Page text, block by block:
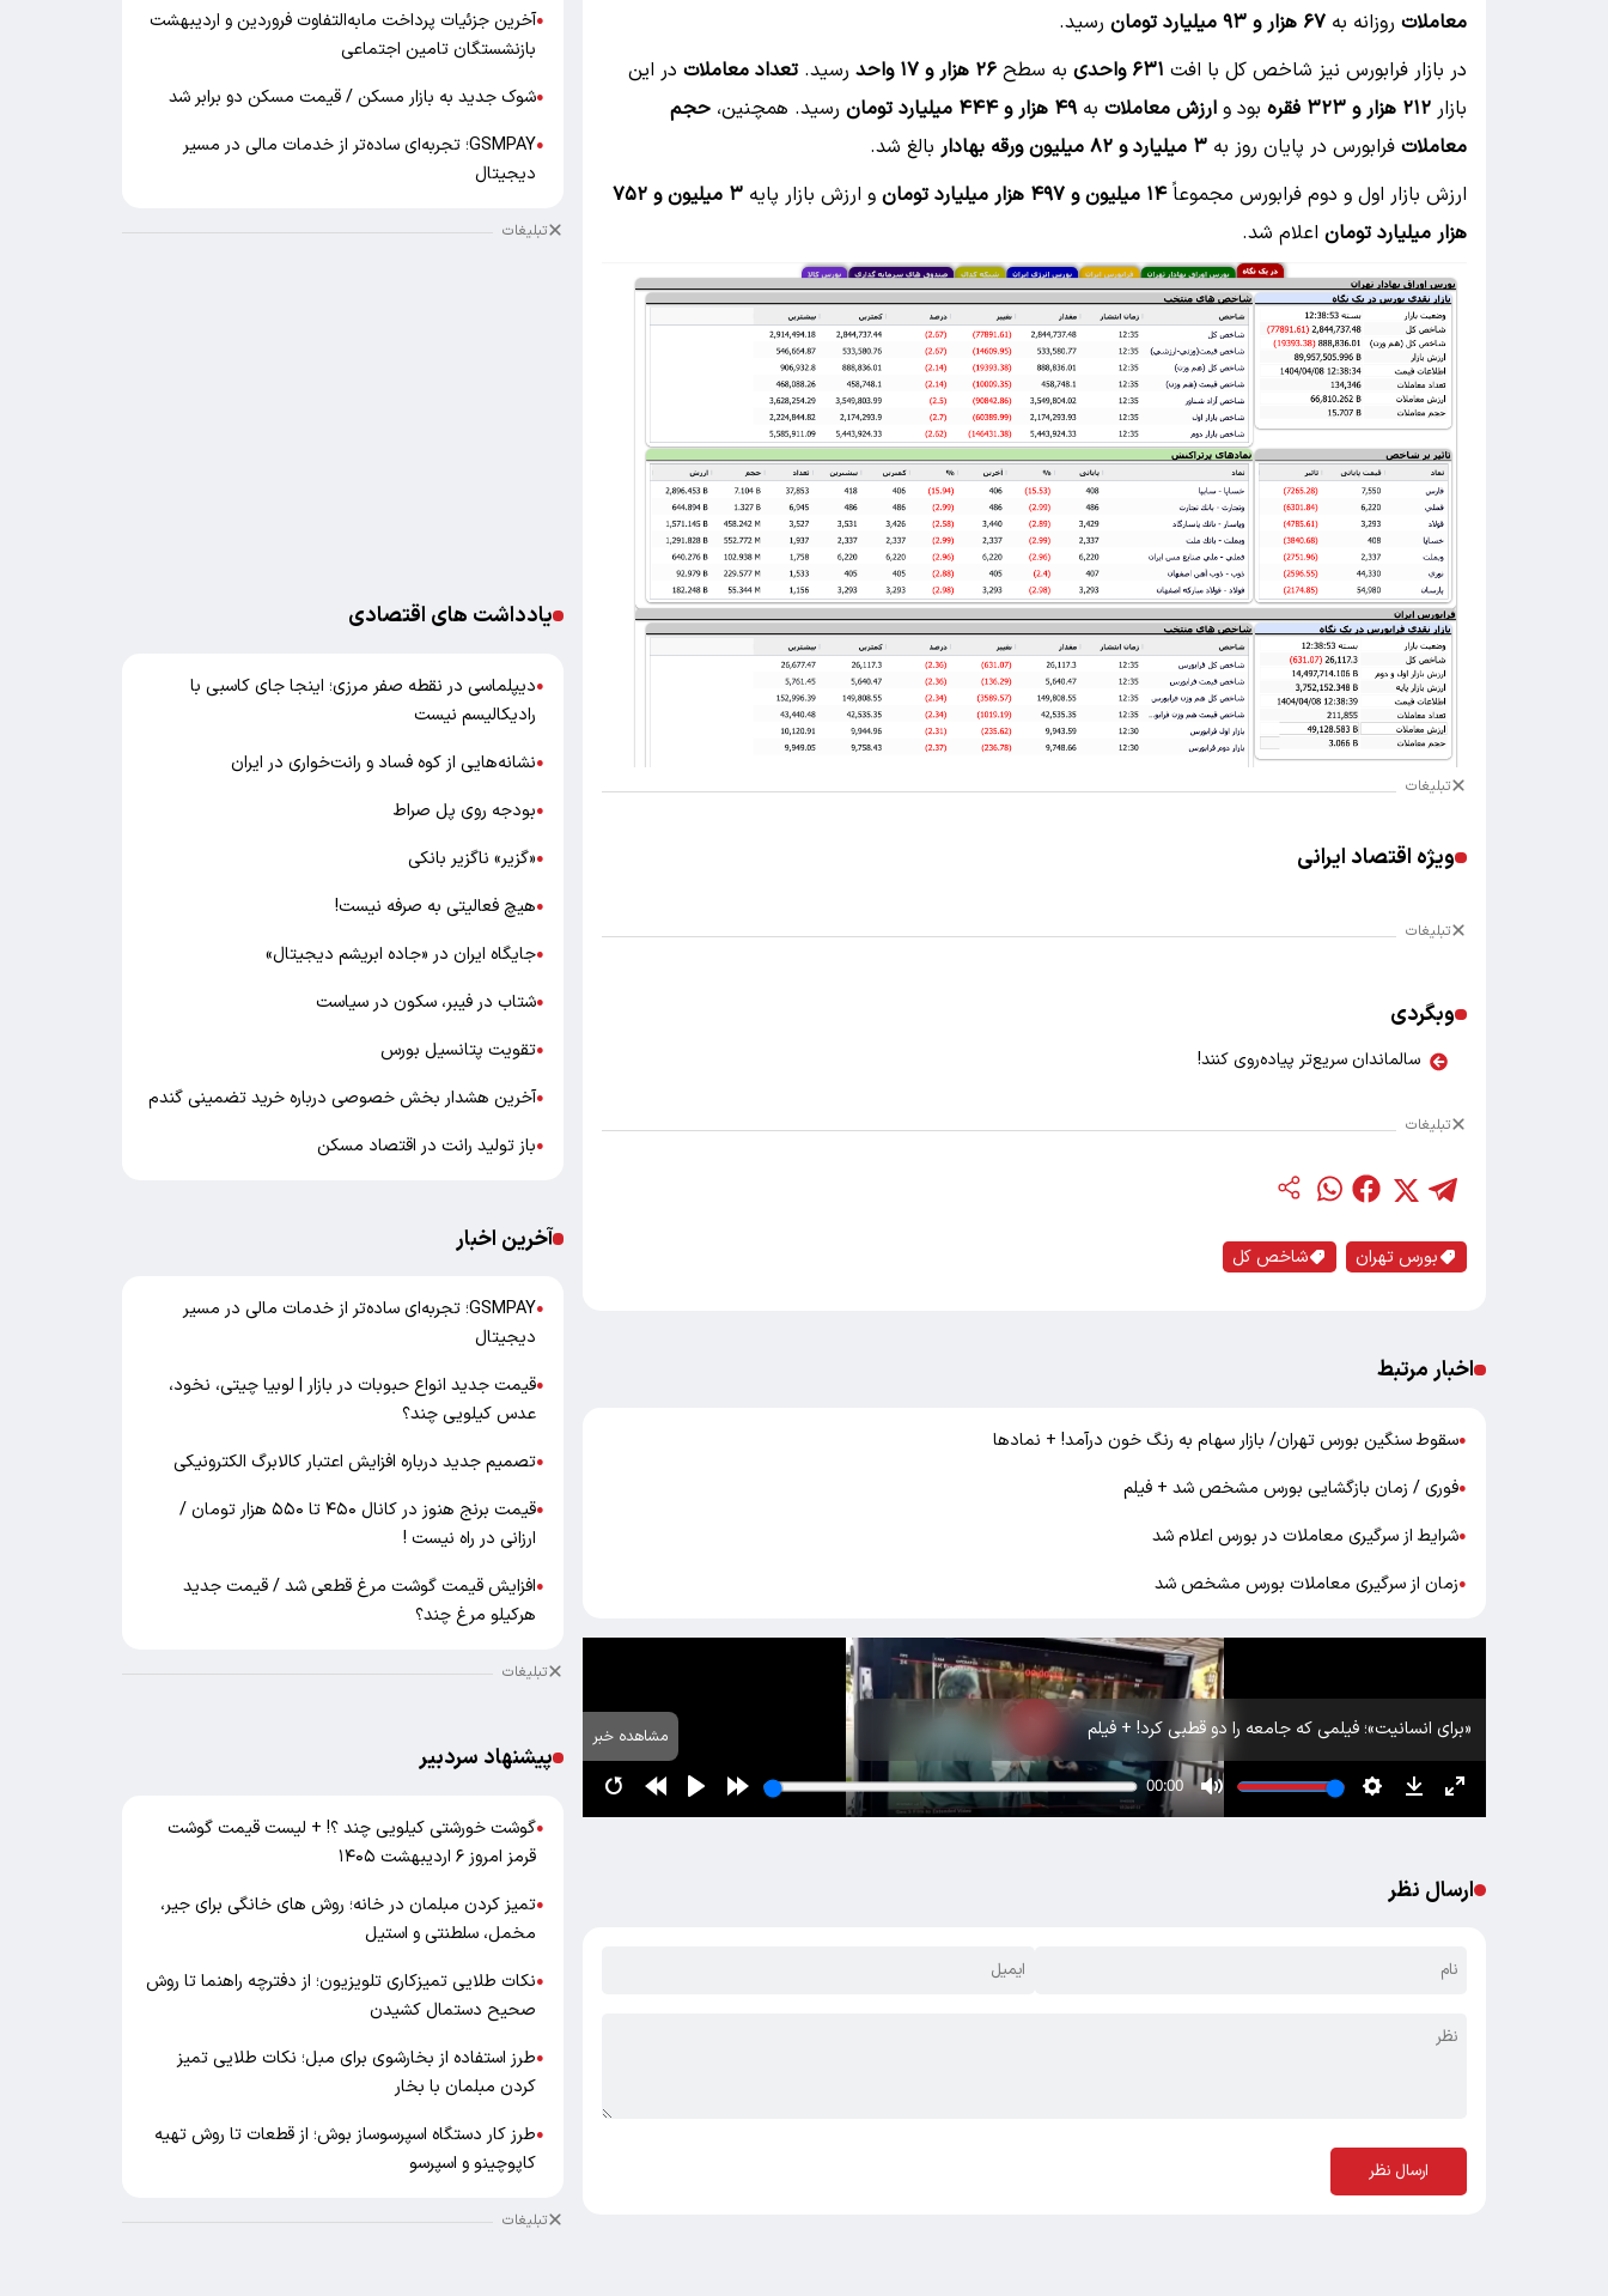
معاملات روزانه به ۶۷ هزار و ۹۳ میلیارد تومان
رسید.
در بازار فرابورس نیز شاخص کل با افت ۶۳۱ واحدی به سطح ۲۶ هزار و ۱۷ واحد رسید.تعداد معاملات در این
بازار ۲۱۲ هزار و ۳۲۳ فقره بود و ارزش معاملات به ۴۹ هزار و ۴۴۴ میلیارد تومان رسید. همچنین، حجم
معاملات فرابورس در پایان روز به ۳ میلیارد و ۸۲ میلیون ورقه بهادار
بالغ شد.
ارزش بازار اول و دوم فرابورس مجموعاً۱۴ میلیون و ۴۹۷ هزار میلیارد تومان و ارزش بازار پایه
۳ میلیون و ۷۵۲
هزار میلیارد تومان اعلام شد.
تبلیغات
ویژه اقتصاد ایرانی
تبلیغات
وبگردی
سالماندان سریع‌تر پیاده‌روی کنند!
تبلیغات
بورس تهران شاخص کل
اخبار مرتبط
●سقوط سنگین بورس تهران/ بازار سهام به رنگ خون درآمد! + نمادها
●فوری / زمان بازگشایی بورس مشخص شد + فیلم
●شرایط از سرگیری معاملات در بورس اعلام شد
●زمان از سرگیری معاملات بورس مشخص شد
«برای انسانیت»؛ فیلمی که جامعه را دو قطبی کرد! + فیلم مشاهده خبر
ارسال نظر
ارسال نظر
●آخرین جزئیات پرداخت مابه‌التفاوت فروردین و اردیبهشت
بازنشستگان تامین اجتماعی
●شوک جدید به بازار مسکن / قیمت مسکن دو برابر شد
●
GSMPAY؛ تجربه‌ای ساده‌تر از خدمات مالی در مسیر
دیجیتال
تبلیغات
یادداشت های اقتصادی
●دیپلماسی در نقطه صفر مرزی؛ اینجا جای کاسبی با
رادیکالیسم نیست
●نشانه‌هایی از کوه فساد و رانت‌خواری در ایران
●بودجه روی پل صراط
●«گزیر» ناگزیر بانکی
●هیچ فعالیتی به صرفه نیست!
●جایگاه ایران در «جاده ابریشم دیجیتال»
●شتاب در فیبر، سکون در سیاست
●تقویت پتانسیل بورس
●آخرین هشدار بخش خصوصی درباره خرید تضمینی گندم
●باز تولید رانت در اقتصاد مسکن
آخرین اخبار
●
GSMPAY؛ تجربه‌ای ساده‌تر از خدمات مالی در مسیر
دیجیتال
●قیمت جدید انواع حبوبات در بازار | لوبیا چیتی، نخود،
عدس کیلویی چند؟
●تصمیم جدید درباره افزایش اعتبار کالابرگ الکترونیکی
●
قیمت برنج هنوز در کانال ۴۵۰ تا ۵۵۰ هزار تومان /
ارزانی در راه نیست !
●افزایش قیمت گوشت مرغ قطعی شد / قیمت جدید
هرکیلو مرغ چند؟
تبلیغات
پیشنهاد سردبیر
●گوشت خورشتی کیلویی چند ؟! + لیست قیمت گوشت
قرمز امروز ۶ اردیبهشت ۱۴۰۵
●تمیز کردن مبلمان در خانه؛ روش های خانگی برای جیر،
مخمل، سلطنتی و استیل
●نکات طلایی تمیزکاری تلویزیون؛ از دفترچه راهنما تا روش
صحیح دستمال کشیدن
●طرز استفاده از بخارشوی برای مبل؛ نکات طلایی تمیز
کردن مبلمان با بخار
●طرز کار دستگاه اسپرسوساز بوش؛ از قطعات تا روش تهیه
کاپوچینو و اسپرسو
تبلیغات